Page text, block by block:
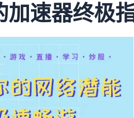
加速器终极